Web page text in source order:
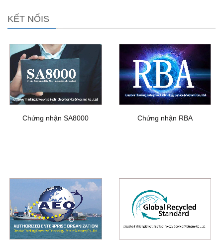
KẾT NỐIS
Chứng nhận SA8000 Chứng nhận RBA